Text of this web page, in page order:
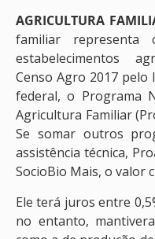
AGRICULTURA
familiar representa
estabelecimentos
Censo Agro 2017 pelo
federal, o Programa
Agricultura Familiar
Se somar outros
assistência técnica,
SocioBio Mais, o valor
Ele terá juros entre
no entanto,